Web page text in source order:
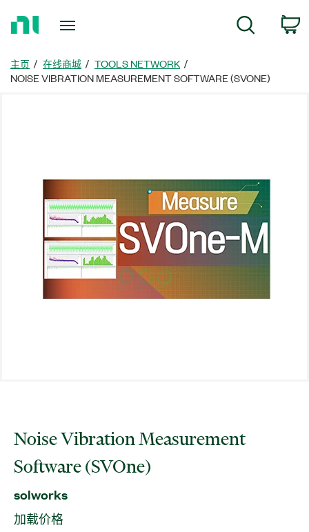
主页 在线商城
TOOLS NETWORK
NOISE VIBRATION MEASUREMENT SOFTWARE (SVONE)
Noise Vibration Measurement
Software (SVOne)
solworks
加载价格